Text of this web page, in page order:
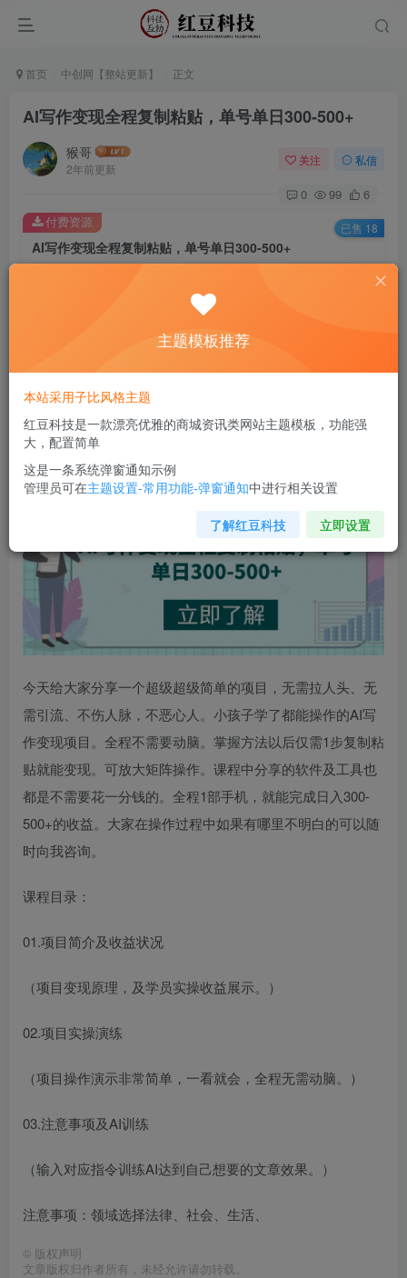
首页 中创网【整站更新】 正文
AI写作变现全程复制粘贴，单号单日300-500+
猴哥
2年前更新
关注 私信
0 99 6
AI写作变现全程复制粘贴，单号单日300-500+
此内容为付费资源，请付费后查看
9.9
免费
付费资源 已售 18
AI写作变现全程复制粘贴，单号单日300-500+
今天给大家分享一个超级超级简单的项目，无需拉人头、无
需引流、不伤人脉，不恶心人。小孩子学了都能操作的AI写
作变现项目。全程不需要动脑。掌握方法以后仅需1步复制粘
贴就能变现。可放大矩阵操作。课程中分享的软件及工具也
都是不需要花一分钱的。全程1部手机，就能完成日入300-
500+的收益。大家在操作过程中如果有哪里不明白的可以随
时向我咨询。
课程目录：
01.项目简介及收益状况
（项目变现原理，及学员实操收益展示。）
02.项目实操演练
（项目操作演示非常简单，一看就会，全程无需动脑。）
03.注意事项及AI训练
（输入对应指令训练AI达到自己想要的文章效果。）
注意事项：领域选择法律、社会、生活、
© 版权声明
文章版权归作者所有，未经允许请勿转载。
主题模板推荐
本站采用子比风格主题
红豆科技是一款漂亮优雅的商城资讯类网站主题模板，功能强
大，配置简单
这是一条系统弹窗通知示例
管理员可在主题设置-常用功能-弹窗通知中进行相关设置
了解红豆科技 立即设置